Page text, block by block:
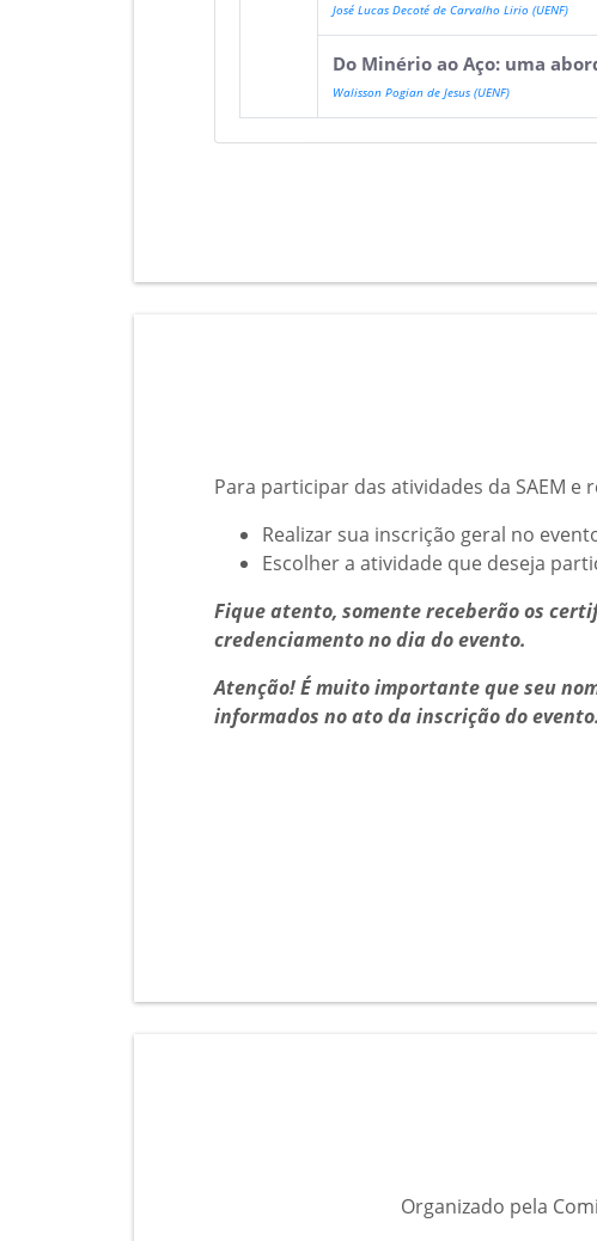
José Lucas Decoté de Carvalho Lirio (UENF)
Do Minério ao Aço: uma
Walisson Pogian de Jesus (UENF)
Para participar das atividades da SAEM e
Realizar sua inscrição geral no
Escolher a atividade que deseja
Fique atento, somente receberão os
credenciamento no dia do evento.
Atenção! É muito importante que seu
informados no ato da inscrição do evento.
Organizado pela